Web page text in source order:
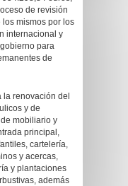
de revisión
mismos por los
internacional y
para
de
la renovación del
y de
mobiliario y
principal,
cartelería,
y acercas,
y plantaciones
además